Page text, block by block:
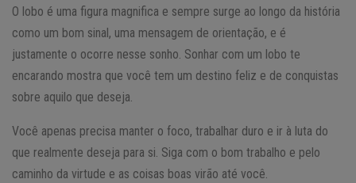
O lobo é uma figura magnifica e sempre surge ao longo da história
como um bom sinal, uma mensagem de orientação, e é
justamente o ocorre nesse sonho. Sonhar com um lobo te
encarando mostra que você tem um destino feliz e de conquistas
sobre aquilo que deseja.
Você apenas precisa manter o foco, trabalhar duro e ir à luta do
que realmente deseja para si. Siga com o bom trabalho e pelo
caminho da virtude e as coisas boas virão até você.